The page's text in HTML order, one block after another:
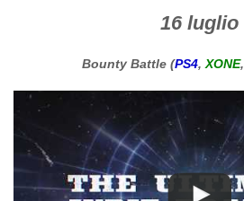
16 luglio
Bounty Battle (PS4, XONE,